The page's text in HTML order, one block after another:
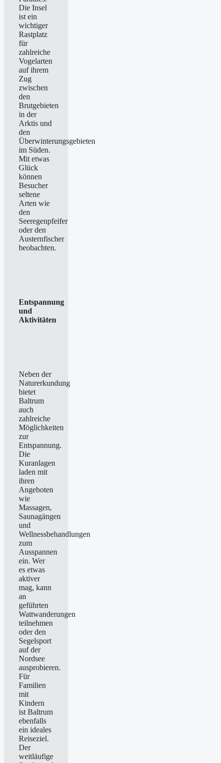
Die Insel
ist ein
wichtiger
Rastplatz
für
zahlreiche
Vogelarten
auf ihrem
Zug
zwischen
den
Brutgebieten
in der
Arktis und
den
Überwinterungsgebieten
im Süden.
Mit etwas
Glück
können
Besucher
seltene
Arten wie
den
Seeregenpfeifer
oder den
Austernfischer
beobachten.
Entspannung
und
Aktivitäten
Neben der
Naturerkundung
bietet
Baltrum
auch
zahlreiche
Möglichkeiten
zur
Entspannung.
Die
Kuranlagen
laden mit
ihren
Angeboten
wie
Massagen,
Saunagängen
und
Wellnessbehandlungen
zum
Ausspannen
ein. Wer
es etwas
aktiver
mag, kann
an
geführten
Wattwanderungen
teilnehmen
oder den
Segelsport
auf der
Nordsee
ausprobieren.
Für
Familien
mit
Kindern
ist Baltrum
ebenfalls
ein ideales
Reiseziel.
Der
weitläufige